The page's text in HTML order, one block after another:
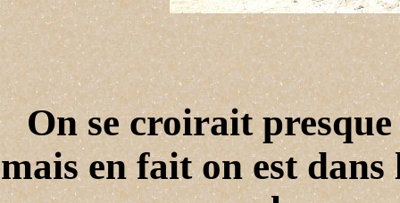
On se croirait
mais en fait on est